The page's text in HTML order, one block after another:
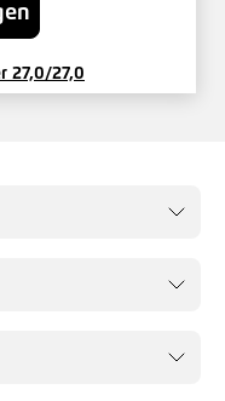
27,0/27,0